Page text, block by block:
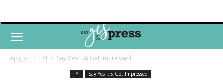
Αρχική FYI Say Yes ...& Get Impressed
FYI Say Yes ...& Get Impressed